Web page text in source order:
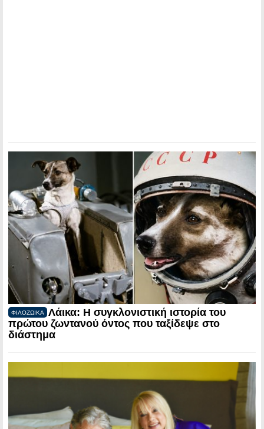
ΦΙΛΟΖΩΙΚΑ
Λάικα: Η συγκλονιστική ιστορία του
πρώτου ζωντανού όντος που ταξίδεψε στο
διάστημα